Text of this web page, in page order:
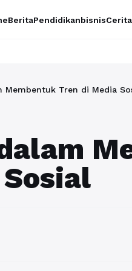
BeritaPendidikanbisnis
Ingin
Membentuk Tren di Media